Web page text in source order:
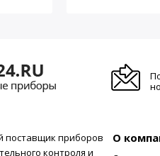
поставщик приборов
контроля и
О